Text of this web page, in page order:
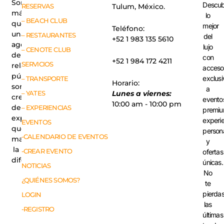
Somos
más
que
una
agencia
de
relaciones
públicas,
somos
creadores
de
experiencias
que
marcan
la
diferencia.
RESERVAS
– BEACH CLUB
– RESTAURANTES
– CENOTE CLUB
SERVICIOS
– TRANSPORTE
– YATES
– EXPERIENCIAS
EVENTOS
-CALENDARIO DE EVENTOS
-CREAR EVENTO
NOTICIAS
¿QUIÉNES SOMOS?
LOGIN
-REGISTRO
Tulum, México.
Teléfono:
+52 1 983 135 5610
+52 1 984 172 4211
Horario:
Lunes a viernes:
10:00 am - 10:00 pm
lo
mejor
del
lujo
con
acceso
a
y
ofertas
únicas.
No
te
pierdas
las
últimas